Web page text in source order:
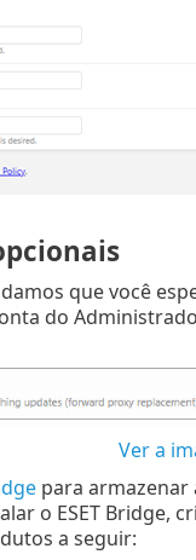
que você
do
Ver a
para armazenar
o ESET Bridge,
a seguir: